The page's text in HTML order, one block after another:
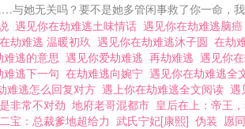
与她无关吗？要不是她多管闲事救了你一命，
遇见你在劫难逃土味情话 遇见你在劫难逃脑癌
在劫难逃 温暖初玖 遇见你在劫难逃沐子圆 在劫
逃的意思 遇见你爱劫难逃 再劫难逃 遇见你
逃下一句 在劫难逃向婉宁 遇见你在劫难逃全
难逃怎么回复对方 遇上你在劫难逃全文阅读 遇
非常不对劲 地府老哥混都市 皇后在上：帝王，
宝：总裁爹地超给力 武氏宁妃[康熙] 伪装 愿